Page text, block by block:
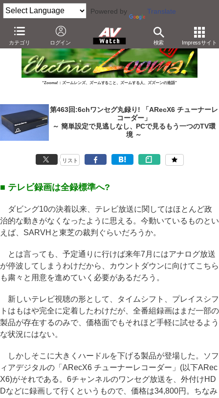
Powered by Translate
カテゴリ ログイン 検索 Impressサイト
“Zooma!：ズームレンズ、ズームすること、ズームする人、ズズーンの造語”
第463回:6chワンセグ丸録り! 「ARecX6 チューナーレ
コーダー」
～ 簡単設定で見逃しなし、PCで見るもう一つのTV環
境 ～
リスト
■ テレビ録画は全録標準へ?
ダビング10の決着以来、テレビ放送に関してはほとんど政
治的な動きがなくなったように思える。今動いているものとい
えば、SARVHと東芝の裁判ぐらいだろうか。
とは言っても、予定通りに行けば来年7月にはアナログ放送
が停波してしまうわけだから、カウントダウンに向けてこちら
も粛々と用意を進めていく必要があるだろう。
新しいテレビ視聴の形として、タイムシフト、プレイスシフ
トはもはや完全に定着したわけだが、全番組録画はまだ一部の
製品が存在するのみで、価格面でもそれほど手軽に試せるよう
な状況にはない。
しかしそこに大きくハードルを下げる製品が登場した。ソフ
ィアデジタルの「ARecX6 チューナーレコーダー」(以下ARec
X6)がそれである。6チャンネルのワンセグ放送を、外付けHD
Dなどに録画して行くというもので、価格は34,800円。ちなみ